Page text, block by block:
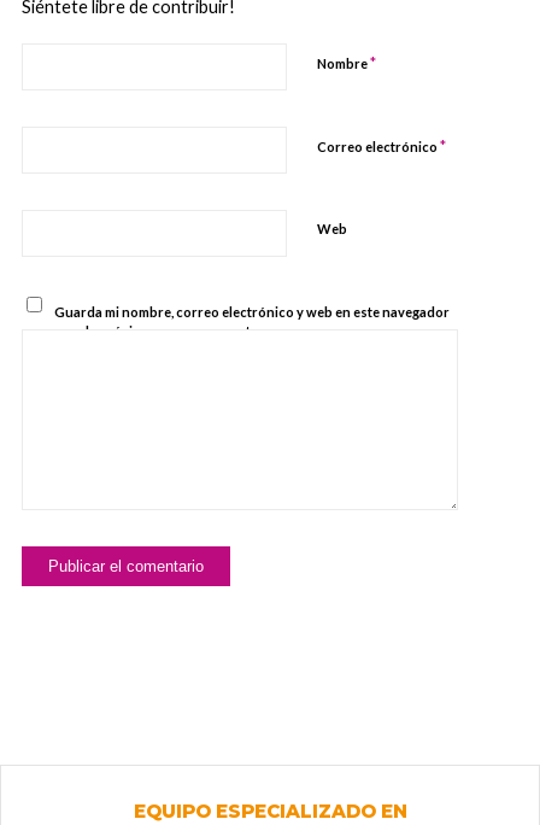
Siéntete libre de contribuir!
Nombre*
Correo electrónico *
Web
Guarda mi nombre, correo electrónico y web en este navegador
para la próxima vez que comente.
EQUIPO ESPECIALIZADO EN